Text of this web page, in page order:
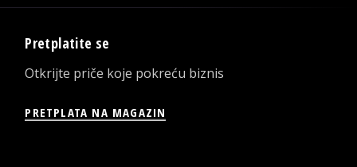
Pretplatite se
Otkrijte priče koje pokreću biznis
PRETPLATA NA MAGAZIN